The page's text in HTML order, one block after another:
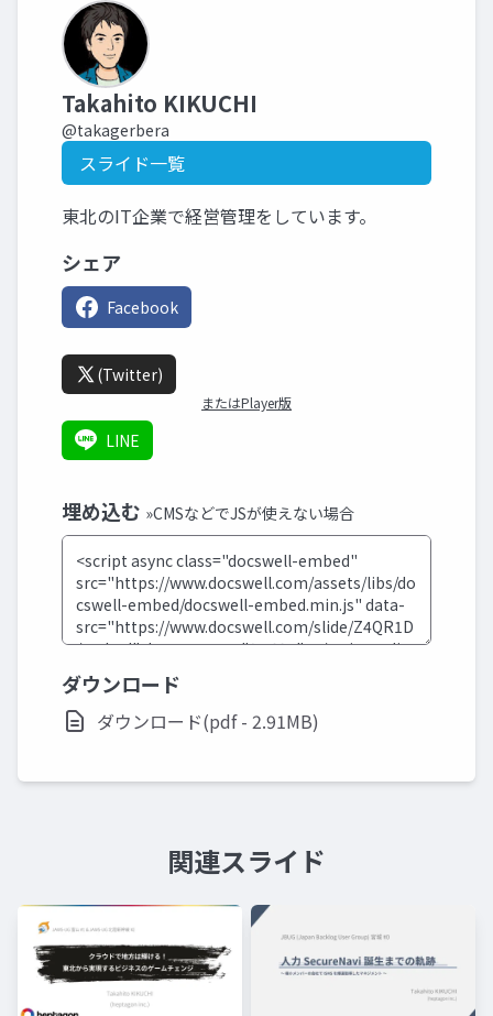
Takahito KIKUCHI
@takagerbera
スライド一覧
東北のIT企業で経営管理をしています。
シェア
Facebook
(Twitter)
またはPlayer版
LINE
埋め込む »CMSなどでJSが使えない場合
ダウンロード
ダウンロード(pdf - 2.91MB)
関連スライド